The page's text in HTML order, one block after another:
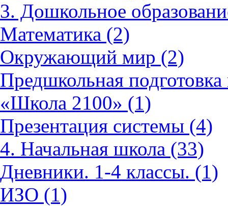
3. Дошкольное
Математика (2)
Окружающий мир (2)
Предшкольная
«Школа 2100» (1)
Презентация системы (4)
4. Начальная школа (33)
Дневники. 1-4 классы. (1)
ИЗО (1)